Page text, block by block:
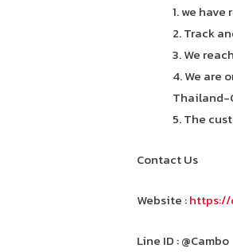
1. we
2. Track
3. We
4. We are
Thailand-
5. The
Contact Us
Website :
Line ID : @Cambo